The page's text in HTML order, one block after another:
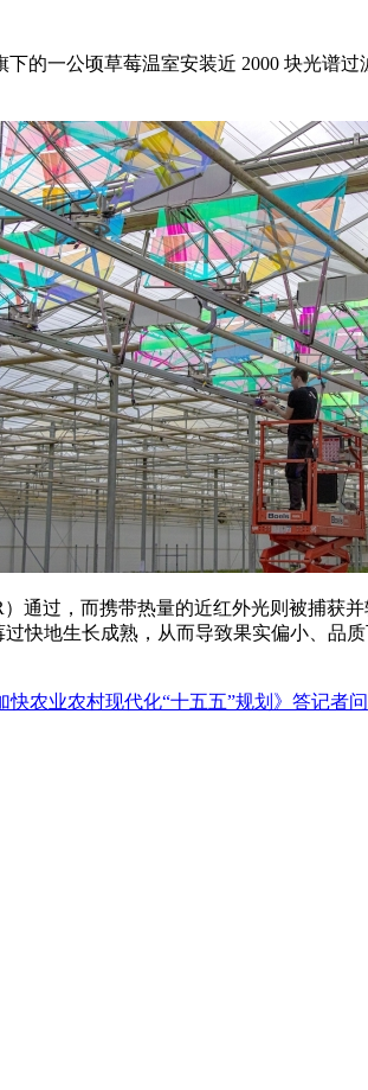
的一公顷草莓温室安装近 2000 块光谱
通过，而携带热量的近红外光则被捕获
地生长成熟，从而导致果实偏小、品质
快农业农村现代化“十五五”规划》答记者问